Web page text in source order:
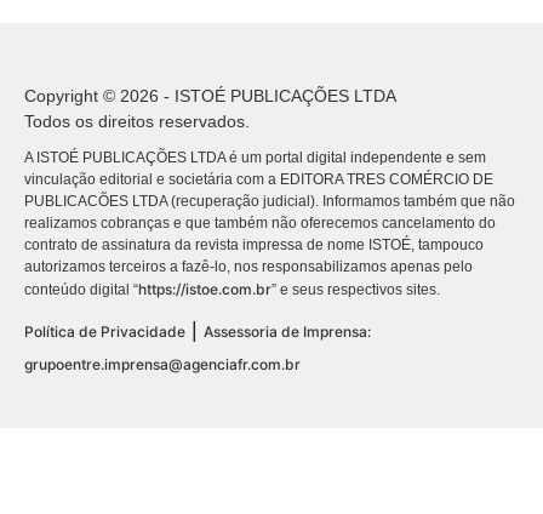
Copyright © 2026 - ISTOÉ PUBLICAÇÕES LTDA
Todos os direitos reservados.
A ISTOÉ PUBLICAÇÕES LTDA é um portal digital independente e sem
vinculação editorial e societária com a EDITORA TRES COMÉRCIO DE
PUBLICACÕES LTDA (recuperação judicial). Informamos também que não
realizamos cobranças e que também não oferecemos cancelamento do
contrato de assinatura da revista impressa de nome ISTOÉ, tampouco
autorizamos terceiros a fazê-lo, nos responsabilizamos apenas pelo
conteúdo digital “https://istoe.com.br” e seus respectivos sites.
Política de Privacidade
Assessoria de Imprensa:
grupoentre.imprensa@agenciafr.com.br